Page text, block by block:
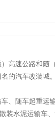
高速公路和随（
的汽车改装城。
、随车起重运
装水泥运输车